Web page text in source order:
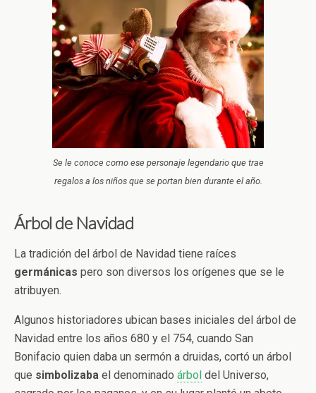
Se le conoce como ese personaje legendario que trae
regalos a los niños que se portan bien durante el año.
Árbol de Navidad
La tradición del árbol de Navidad tiene raíces
germánicas pero son diversos los orígenes que se le
atribuyen.
Algunos historiadores ubican bases iniciales del árbol de
Navidad entre los años 680 y el 754, cuando San
Bonifacio quien daba un sermón a druidas, cortó un árbol
que simbolizaba el denominado árbol del Universo,